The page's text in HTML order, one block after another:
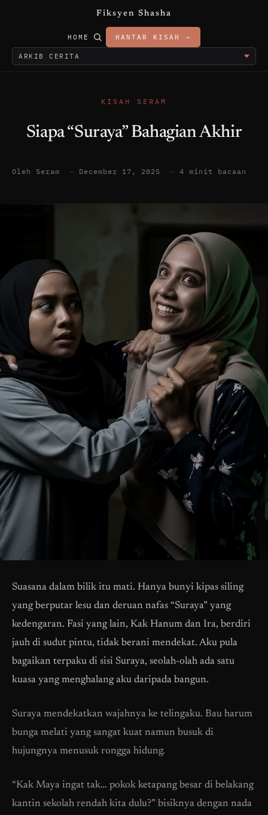
Fiksyen Shasha
HOME HANTAR KISAH →
KISAH SERAM
Siapa “Suraya” Bahagian Akhir
Oleh Seram — December 17, 2025 — 4 minit bacaan
Suasana dalam bilik itu mati. Hanya bunyi kipas siling
yang berputar lesu dan deruan nafas “Suraya” yang
kedengaran. Fasi yang lain, Kak Hanum dan Ira, berdiri
jauh di sudut pintu, tidak berani mendekat. Aku pula
bagaikan terpaku di sisi Suraya, seolah-olah ada satu
kuasa yang menghalang aku daripada bangun.
Suraya mendekatkan wajahnya ke telingaku. Bau harum
bunga melati yang sangat kuat namun busuk di
hujungnya menusuk rongga hidung.
“Kak Maya ingat tak… pokok ketapang besar di belakang
kantin sekolah rendah kita dulu?” bisiknya dengan nada